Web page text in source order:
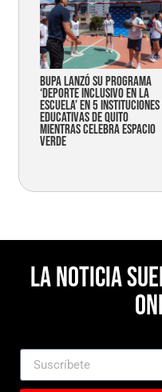
Bupa lanzó su programa
‘Deporte Inclusivo en la
Escuela’ en 5 instituciones
educativas de Quito
mientras celebra espacio
verde
La noticia